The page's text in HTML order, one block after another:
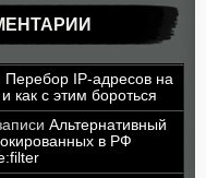
Перебор IP-адресов на
как с этим бороться
Альтернативный
в РФ